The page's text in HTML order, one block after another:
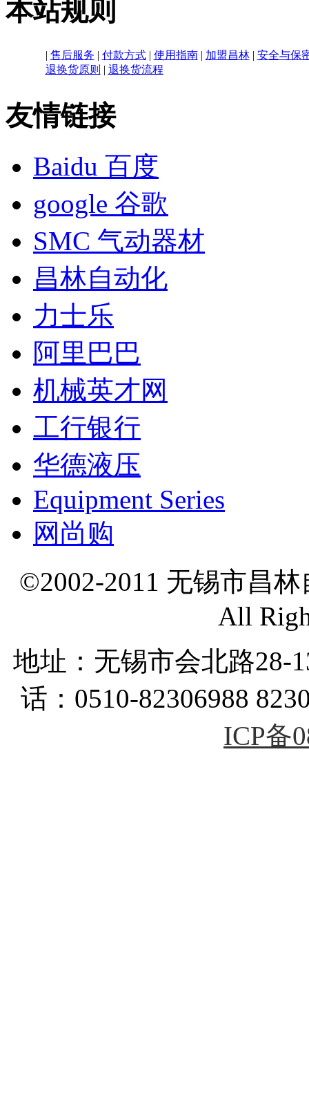
本站规则
| 售后服务 | 付款方式| 使用指南| 加盟昌林| 安全与保
退换货原则 | 退换货流程
友情链接
Baidu 百度
google 谷歌
SMC 气动器材
昌林自动化
力士乐
阿里巴巴
机械英才网
工行银行
华德液压
Equipment Series
网尚购
©2002-2011 无锡市昌
All
地址：无锡市会北路28-
话：0510-82306988
ICP备